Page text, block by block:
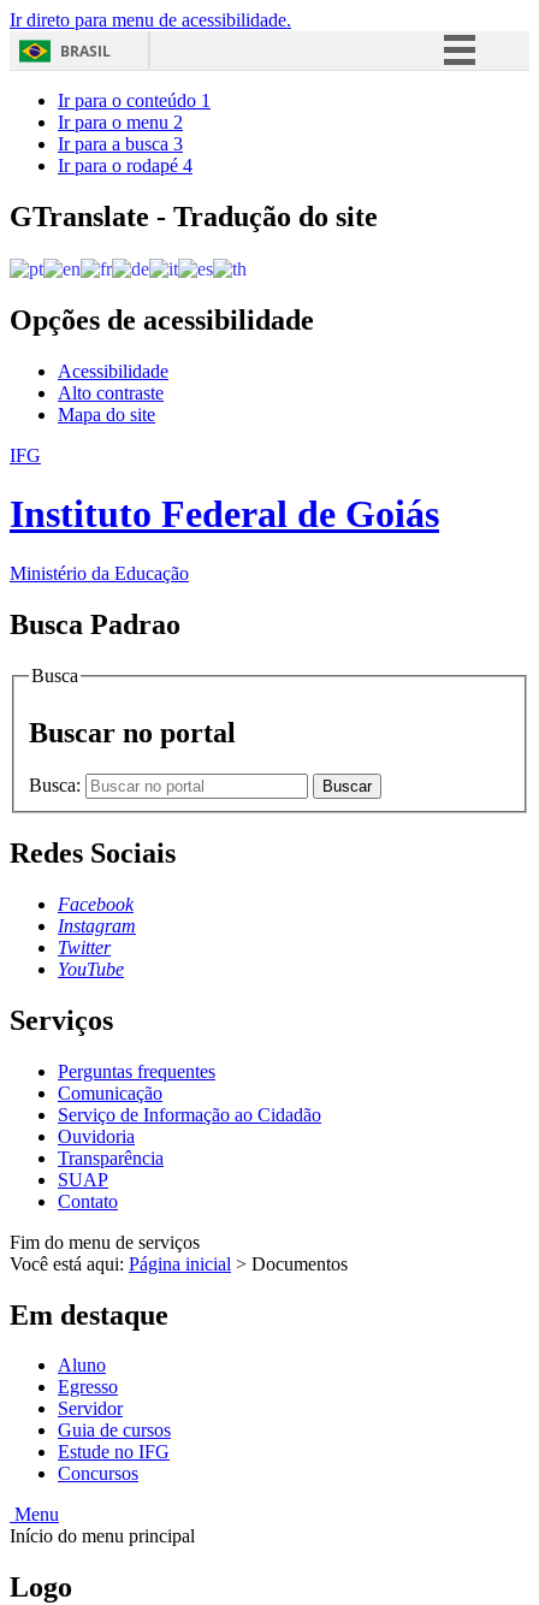
Ir direto para menu de acessibilidade.
BRASIL
Acesso à informação
Ir para o conteúdo 1
Ir para o menu 2
Ir para a busca 3
Ir para o rodapé 4
GTranslate - Tradução do site
Opções de acessibilidade
Acessibilidade
Alto contraste
Mapa do site
IFG
Instituto Federal de Goiás
Ministério da Educação
Busca Padrao
Busca
Buscar no portal
Busca: Buscar
Redes Sociais
Facebook
Instagram
Twitter
YouTube
Serviços
Perguntas frequentes
Comunicação
Serviço de Informação ao Cidadão
Ouvidoria
Transparência
SUAP
Contato
Fim do menu de serviços
Você está aqui: Página inicial > Documentos
Em destaque
Aluno
Egresso
Servidor
Guia de cursos
Estude no IFG
Concursos
Menu
Início do menu principal
Logo